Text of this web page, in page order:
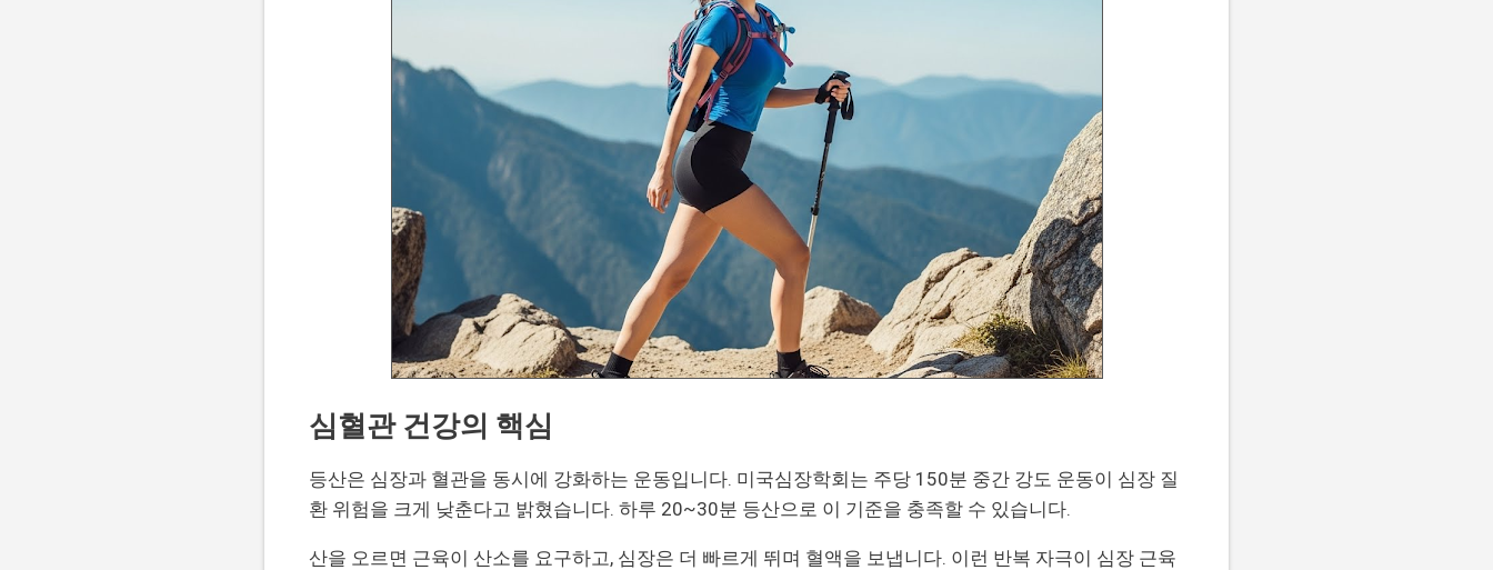
심혈관 건강의 핵심
등산은 심장과 혈관을 동시에 강화하는 운동입니다. 미국심장학회는 주당 150분 중간 강도 운동이 심장 질
환 위험을 크게 낮춘다고 밝혔습니다. 하루 20~30분 등산으로 이 기준을 충족할 수 있습니다.
산을 오르면 근육이 산소를 요구하고, 심장은 더 빠르게 뛰며 혈액을 보냅니다. 이런 반복 자극이 심장 근육